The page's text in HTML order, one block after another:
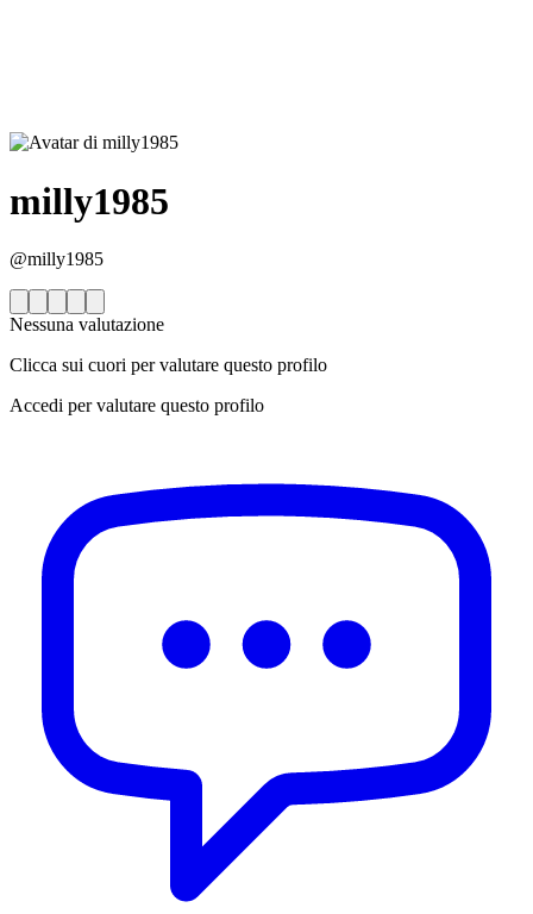
milly1985
@milly1985
Nessuna valutazione
Clicca sui cuori per valutare questo profilo
Accedi per valutare questo profilo